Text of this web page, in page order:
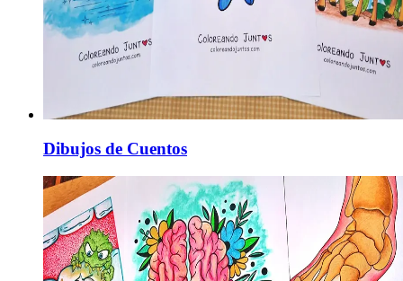
Dibujos de Cuentos